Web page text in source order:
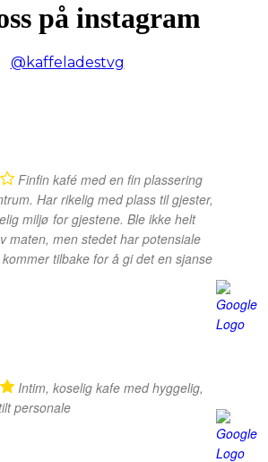
på instagram
@kaffeladestvg
Finfin kafé med en fin plassering
Har rikelig med plass til gjester,
miljø for gjestene. Ble ikke helt
maten, men stedet har potensiale
tilbake for å gi det en sjanse
Intim, koselig kafe med hyggelig,
personale